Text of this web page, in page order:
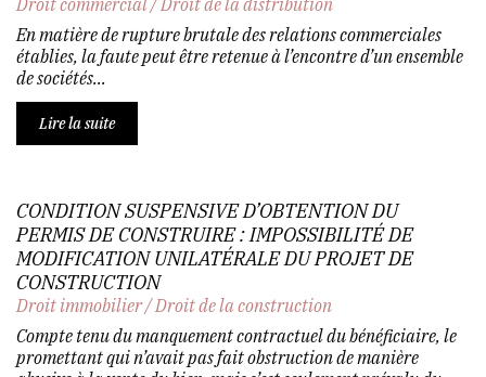
En matière de rupture brutale des relations commerciales
établies, la faute peut être retenue à l’encontre d’un ensemble
de sociétés...
Lire la suite
CONDITION SUSPENSIVE D’OBTENTION DU
PERMIS DE CONSTRUIRE : IMPOSSIBILITÉ DE
MODIFICATION UNILATÉRALE DU PROJET DE
CONSTRUCTION
Droit immobilier/Droit de la construction
Compte tenu du manquement contractuel du bénéficiaire, le
promettant qui n’avait pas fait obstruction de manière